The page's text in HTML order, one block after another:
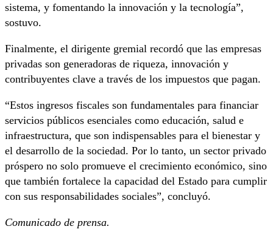
sistema, y fomentando la innovación y la tecnología”,
sostuvo.
Finalmente, el dirigente gremial recordó que las empresas
privadas son generadoras de riqueza, innovación y
contribuyentes clave a través de los impuestos que pagan.
“Estos ingresos fiscales son fundamentales para financiar
servicios públicos esenciales como educación, salud e
infraestructura, que son indispensables para el bienestar y
el desarrollo de la sociedad. Por lo tanto, un sector privado
próspero no solo promueve el crecimiento económico, sino
que también fortalece la capacidad del Estado para cumplir
con sus responsabilidades sociales”, concluyó.
Comunicado de prensa.